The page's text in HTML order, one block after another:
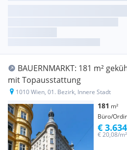
BAUERNMARKT: 181 m²
mit Topausstattung
1010 Wien, 01. Bezirk, Innere Stadt
181 m²
Büro/
€ 20,08/m²
€